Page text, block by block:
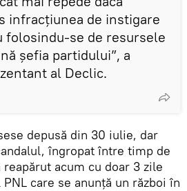
infracțiunea de instigare
folosindu-se de resursele
șefia partidului”, a
al Declic.
depusă din 30 iulie, dar
îngropat între timp de
acum cu doar 3 zile
care se anunță un război în